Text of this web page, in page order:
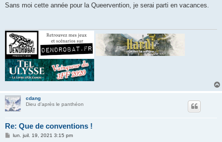
s
Sans moi cette année pour la Queervention, je serai parti en vacances.
cdang
Dieu d'après le panthéon
Re: Que de conventions !
Mlun. juil. 19, 2021 3:15 pm